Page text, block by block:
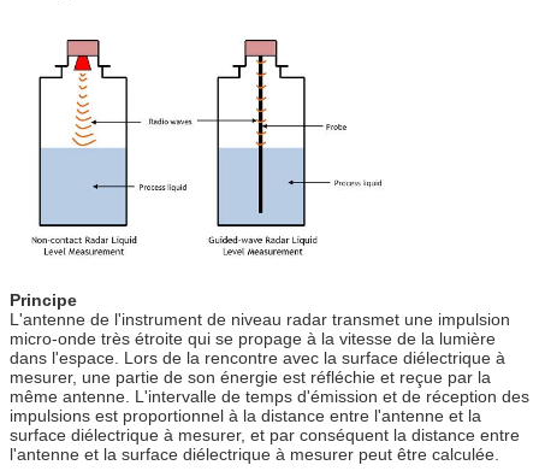
Principe
L'antenne de l'instrument de niveau radar transmet une impulsion
micro-onde très étroite qui se propage à la vitesse de la lumière
dans l'espace. Lors de la rencontre avec la surface diélectrique à
mesurer, une partie de son énergie est réfléchie et reçue par la
même antenne. L'intervalle de temps d'émission et de réception des
impulsions est proportionnel à la distance entre l'antenne et la
surface diélectrique à mesurer, et par conséquent la distance entre
l'antenne et la surface diélectrique à mesurer peut être calculée.